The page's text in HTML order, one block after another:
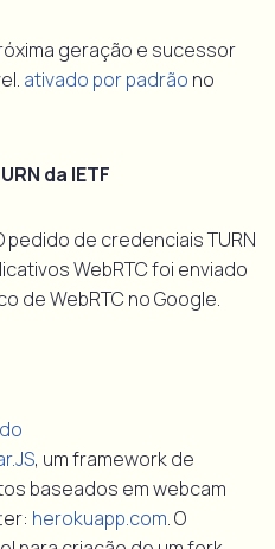
geração e sucessor
ativado por padrão no
da IETF
pedido de credenciais TURN
WebRTC foi enviado
de WebRTC no Google.
, um framework de
baseados em webcam
herokuapp.com. O